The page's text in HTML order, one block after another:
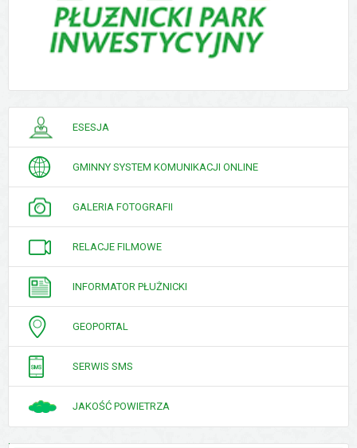
PORADNIK
INTERESANTA
ESESJA
GMINNY SYSTEM KOMUNIKACJI ONLINE
GALERIA FOTOGRAFII
RELACJE FILMOWE
INFORMATOR PŁUŻNICKI
GEOPORTAL
SERWIS SMS
JAKOŚĆ POWIETRZA